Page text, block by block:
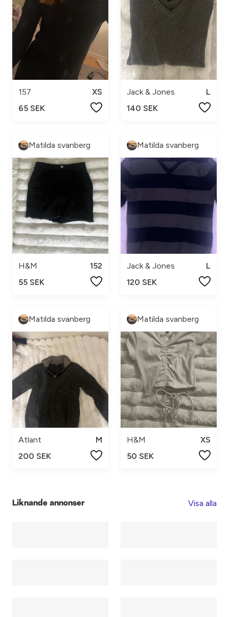
157
XS
65 SEK
Jack & Jones
L
140 SEK
Matilda svanberg
H&M
152
55 SEK
Matilda svanberg
Jack & Jones
L
120 SEK
Matilda svanberg
Atlant
M
200 SEK
Matilda svanberg
H&M
XS
50 SEK
Liknande annonser Visa alla